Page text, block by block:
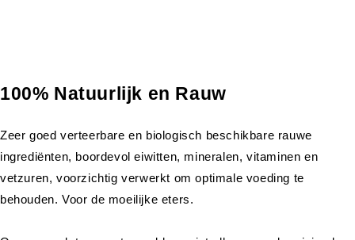
100% Natuurlijk en Rauw
Zeer goed verteerbare en biologisch beschikbare rauwe
ingrediënten, boordevol eiwitten, mineralen, vitaminen en
vetzuren, voorzichtig verwerkt om optimale voeding te
behouden. Voor de moeilijke eters.